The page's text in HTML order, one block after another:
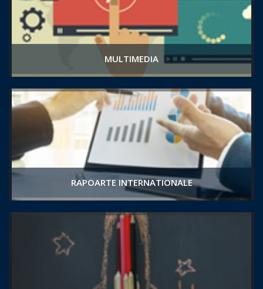
MULTIMEDIA
RAPOARTE INTERNATIONALE